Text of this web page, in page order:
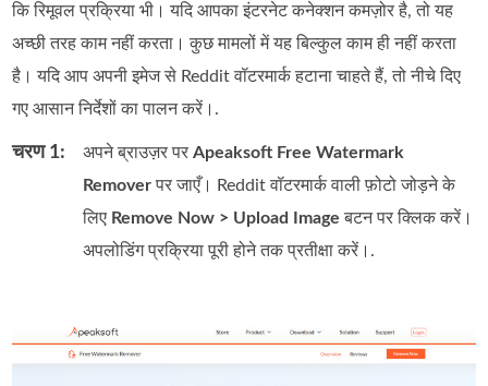
कि रिमूवल प्रक्रिया भी। यदि आपका इंटरनेट कनेक्शन कमज़ोर है, तो यह
अच्छी तरह काम नहीं करता। कुछ मामलों में यह बिल्कुल काम ही नहीं करता
है। यदि आप अपनी इमेज से Reddit वॉटरमार्क हटाना चाहते हैं, तो नीचे दिए
गए आसान निर्देशों का पालन करें।.
चरण 1: अपने ब्राउज़र परApeaksoft Free Watermark
Removerपर जाएँ। Reddit वॉटरमार्क वाली फ़ोटो जोड़ने के
लिए Remove Now > Upload Image बटन पर क्लिक करें।
अपलोडिंग प्रक्रिया पूरी होने तक प्रतीक्षा करें।.